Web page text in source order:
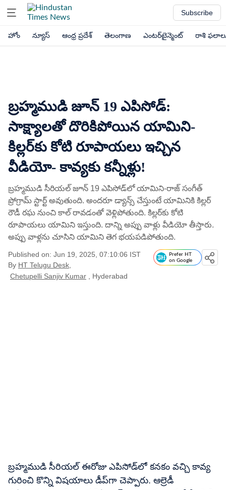
Subscribe
హోం న్యూస్ ఆంధ్ర ప్రదేశ్ తెలంగాణ ఎంటర్‌టైన్మెంట్ రాశి
బ్రహ్మముడి జూన్ 19 ఎపిసోడ్:
సాక్ష్యాలతో దొరికిపోయిన యామిని-
కిల్లర్‌కు కోటి రూపాయలు ఇచ్చిన
వీడియో- కావ్యకు కన్నీళ్లు!
బ్రహ్మముడి సీరియల్ జూన్ 19 ఎపిసోడ్‌లో యామిని-రాజ్ సంగీత్
ప్రోగ్రామ్ స్టార్ట్ అవుతుంది. అందరూ డ్యాన్స్ చేస్తుంటే యామినికి కిల్లర్
రౌడీ రఘ నుంచి కాల్ రావడంతో వెళ్లిపోతుంది. కిల్లర్‌కు కోటి
రూపాయలు యామిని ఇస్తుంది. దాన్ని అప్పు వాళ్లు వీడియో తీస్తారు.
అప్పు వాళ్లను చూసిని యామిని తెగ భయపడిపోతుంది.
Published on: Jun 19, 2025, 07:10:06 IST
By HT Telugu Desk
Chetupelli Sanjiv Kumar
, Hyderabad
Prefer HT
on Google
బ్రహ్మముడి సీరియల్‌ ఈరోజు ఎపిసోడ్‌‌లో కనకం వచ్చి కావ్య
గురించి కొన్ని విషయాలు డీప్‌గా చెప్పారు. ఆల్రెడీ